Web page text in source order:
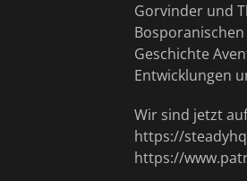
Gorvinder und
Geschichte
Entwicklungen
Wir sind jetzt
https://
https://